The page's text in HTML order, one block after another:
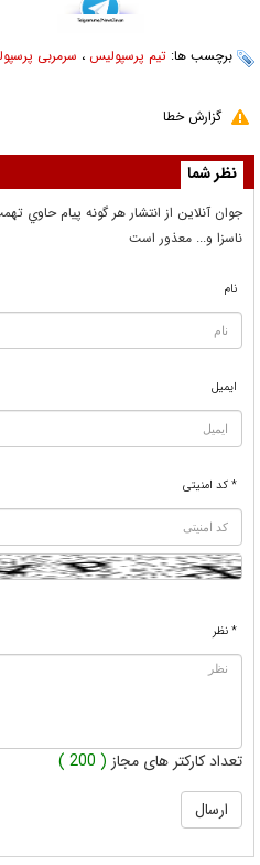
برچسب ها: تیم پرسپولیس ، سرمربی
گزارش خطا
نظر شما
جوان آنلاين از انتشار هر گونه پيام حاوي
ناسزا و... معذور است
نام
ایمیل
* کد امنیتی
* نظر
تعداد کارکتر های مجاز ( 200 )